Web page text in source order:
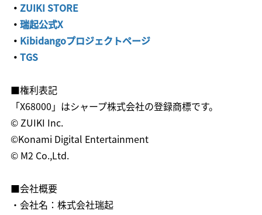
・ ZUIKI STORE
・ 瑞起公式X
・ Kibidangoプロジェクトページ
・ TGS
■権利表記
「X68000」はシャープ株式会社の登録商標です。
© ZUIKI Inc.
©Konami Digital Entertainment
© M2 Co.,Ltd.
■会社概要
・会社名：株式会社瑞起